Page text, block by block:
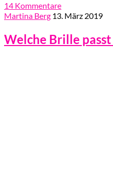
14 Kommentare
Martina Berg 13. März 2019
Welche Brille